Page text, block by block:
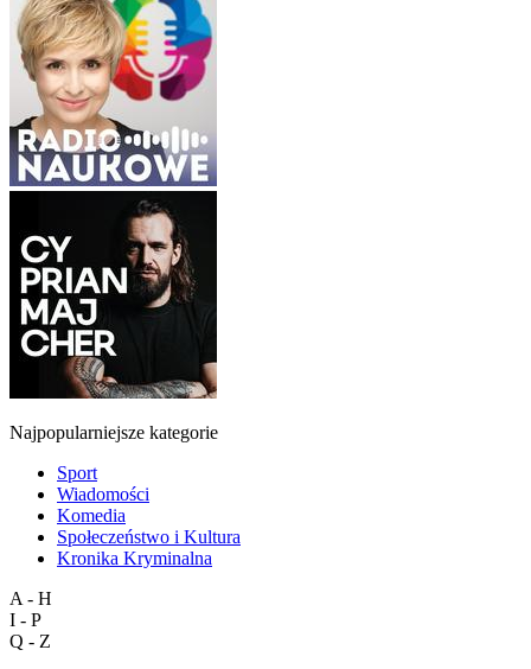
Najpopularniejsze kategorie
Sport
Wiadomości
Komedia
Społeczeństwo i Kultura
Kronika Kryminalna
A - H
I - P
Q - Z